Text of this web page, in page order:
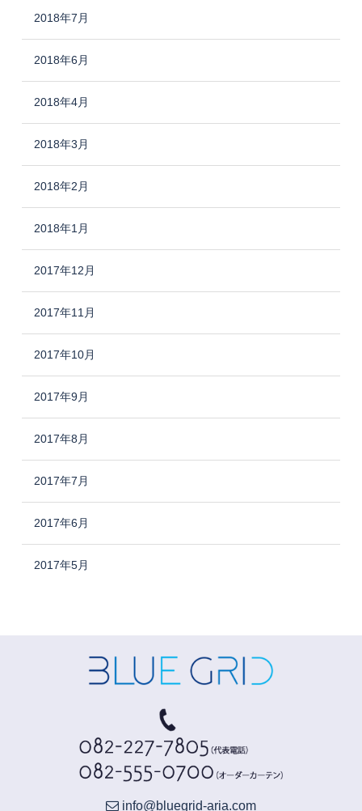
2018年7月
2018年6月
2018年4月
2018年3月
2018年2月
2018年1月
2017年12月
2017年11月
2017年10月
2017年9月
2017年8月
2017年7月
2017年6月
2017年5月
info@bluegrid-aria.com